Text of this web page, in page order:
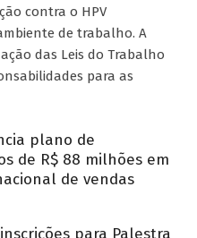
contra o HPV
de trabalho. A
das Leis do Trabalho
para as
plano de
de R$ 88 milhões em
de vendas